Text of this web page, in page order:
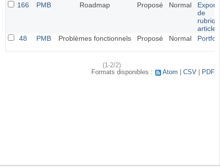
166
PMB Roadmap Proposé Normal
de
article
48
PMB Problèmes fonctionnels Proposé Normal
(1-2/2)
Formats disponibles :
Atom CSV PDF